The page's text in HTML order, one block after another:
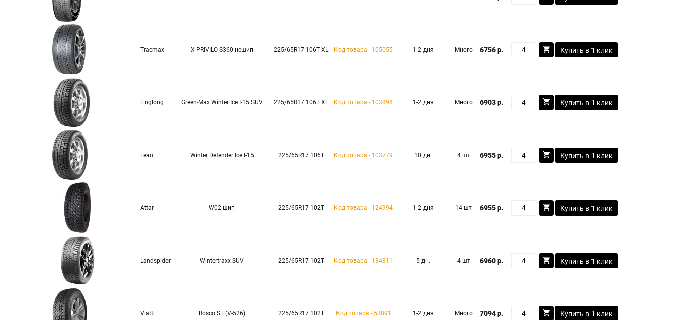
Tracmax X-PRIVILO S360 нешип 225/65R17 106T XL Код товара - 105055 1-2 дня Много 6756 р. Купить в 1 клик
Linglong Green-Max Winter Ice I-15 SUV 225/65R17 106T XL Код товара - 103898 1-2 дня Много 6903 р. Купить в 1 клик
Leao Winter Defender Ice I-15 225/65R17 106T Код товара - 103779 10 дн. 4 шт 6955 р. Купить в 1 клик
Attar W02 шип 225/65R17 102T Код товара - 124994 1-2 дня 14 шт 6955 р. Купить в 1 клик
Landspider Wintertraxx SUV 225/65R17 102T Код товара - 134811 5 дн. 4 шт 6960 р. Купить в 1 клик
Viatti Bosco ST (V-526) 225/65R17 102T Код товара - 53891 1-2 дня Много 7094 р. Купить в 1 клик